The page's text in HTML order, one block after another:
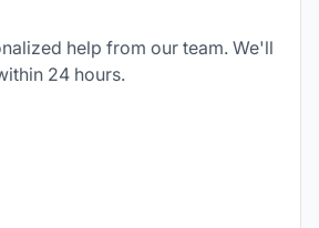
help from our team. We'll
24 hours.